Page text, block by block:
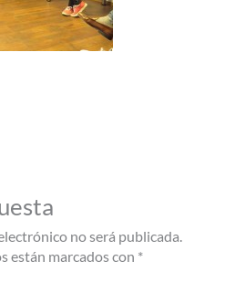
no será publicada.
están marcados con *